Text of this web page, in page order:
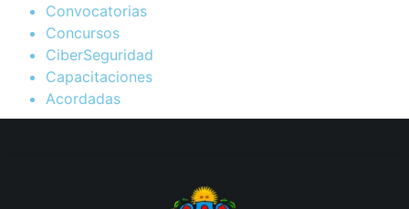
Convocatorias
Concursos
CiberSeguridad
Capacitaciones
Acordadas